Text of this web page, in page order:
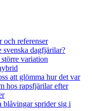
och referenser
dagfjärilar?
variation
att glömma hur det var
hos rapsfjärilar efter
blåvingar sprider sig i